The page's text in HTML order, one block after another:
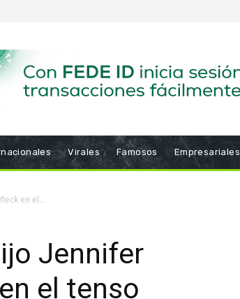
Virales Famosos Empresariales
en el...
Jennifer
el tenso